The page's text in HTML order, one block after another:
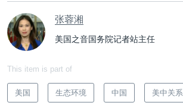
张蓉湘
美国之音国务院记者站主任
This item is part of
美国 生态环境 中国 美中关系